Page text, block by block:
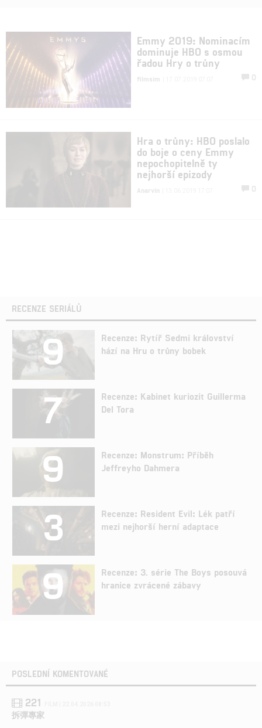
Emmy 2019: Nominacím
dominuje HBO s osmou
řadou Hry o trůny
filmsim 0
Hra o trůny: HBO poslalo
do boje o ceny Emmy
nepochopitelně ty
nejhorší epizody
Anarvin 0
RECENZE SERIÁLŮ
9
Recenze: Rytíř Sedmi království
hází na Hru o trůny bobek
7
Recenze: Kabinet kuriozit Guillerma
Del Tora
9
Recenze: Monstrum: Příběh
Jeffreyho Dahmera
3
Recenze: Resident Evil: Lék patří
mezi nejhorší herní adaptace
9
Recenze: 3. série The Boys posouvá
hranice zvrácené zábavy
POSLEDNÍ KOMENTOVANÉ
221
拆彈專家